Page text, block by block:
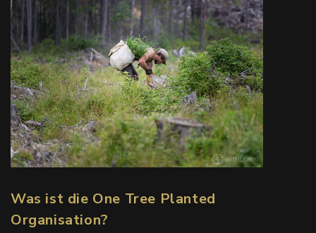
Was ist die One Tree Planted
Organisation?